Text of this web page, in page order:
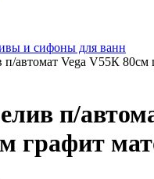
и сифоны для ванн
п/автомат Vega V55К 80см
п/
графит